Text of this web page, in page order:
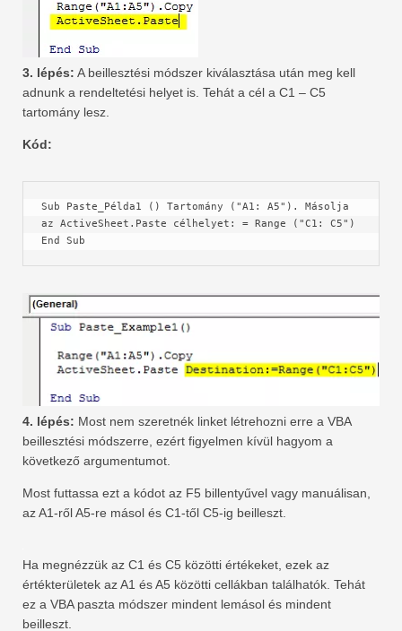
3. lépés: A beillesztési módszer kiválasztása után meg kell
adnunk a rendeltetési helyet is. Tehát a cél a C1 – C5
tartomány lesz.
Kód:
Sub Paste_Példa1 () Tartomány ("A1: A5"). Másolja
az ActiveSheet.Paste célhelyet: = Range ("C1: C5")
End Sub
4. lépés: Most nem szeretnék linket létrehozni erre a VBA
beillesztési módszerre, ezért figyelmen kívül hagyom a
következő argumentumot.
Most futtassa ezt a kódot az F5 billentyűvel vagy manuálisan,
az A1-ről A5-re másol és C1-től C5-ig beilleszt.
Ha megnézzük az C1 és C5 közötti értékeket, ezek az
értékterületek az A1 és A5 közötti cellákban találhatók. Tehát
ez a VBA paszta módszer mindent lemásol és mindent
beilleszt.